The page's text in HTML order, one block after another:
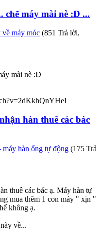
chế máy mài nè :D ...
máy móc (851 Trả lời,
mài nè :D
hàn thuê các bác
hàn ống tự động (175 Trả
thuê các bác ạ. Máy hàn tự
mua thêm 1 con máy " xịn "
không ạ.
về...